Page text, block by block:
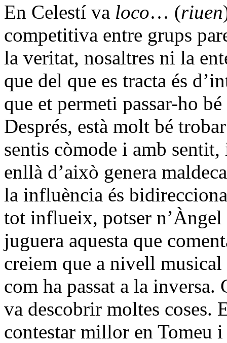
En Celestí va loco… (riuen
competitiva entre grups
la veritat, nosaltres ni la
que del que es tracta és
que et permeti passar-ho
Després, està molt bé
sentis còmode i amb
enllà d’això genera
la influència és
tot influeix, potser
juguera aquesta que
creiem que a nivell
com ha passat a la
va descobrir moltes coses.
contestar millor en Tomeu i